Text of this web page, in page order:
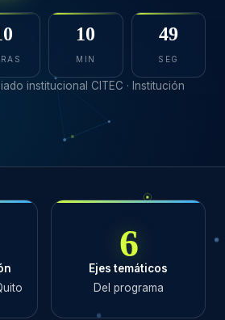
10
MIN
48
SEG
institucional CITEC · Institución
6
Ejes temáticos
Del programa